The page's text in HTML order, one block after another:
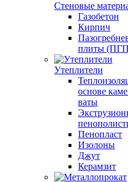
Стеновые
Газобетон
Кирпич
плиты
Утеплители
основе
ваты
Пенопласт
Изолоны
Джут
Керамзит